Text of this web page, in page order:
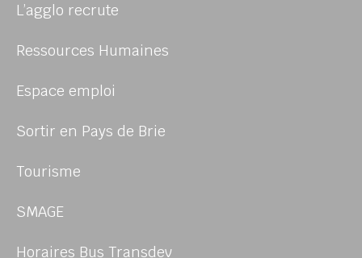
L’agglo recrute
Ressources Humaines
Espace emploi
Sortir en Pays de Brie
Tourisme
SMAGE
Horaires Bus Transdev